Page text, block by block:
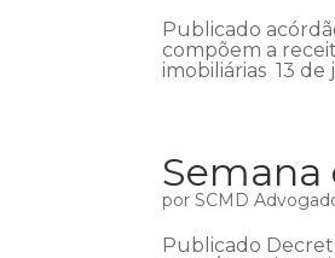
Publicado
compõem a
imobiliárias 13 de
Semana
porSCMD
Publicado